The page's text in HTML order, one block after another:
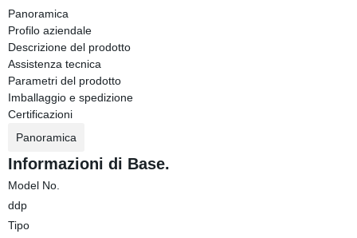
Panoramica
Profilo aziendale
Descrizione del prodotto
Assistenza tecnica
Parametri del prodotto
Imballaggio e spedizione
Certificazioni
Panoramica
Informazioni di Base.
Model No.
ddp
Tipo